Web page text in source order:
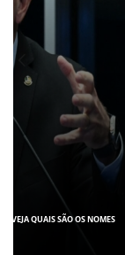
CLICK
GIRO POR